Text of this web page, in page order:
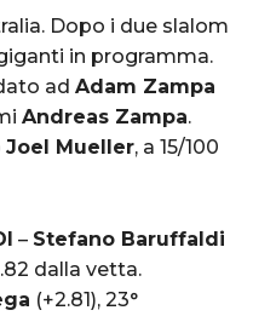
Dopo i due slalom
in programma.
ad Adam Zampa
Andreas Zampa.
Joel Mueller, a 15/100
– Stefano Baruffaldi
dalla vetta.
(+2.81), 23°